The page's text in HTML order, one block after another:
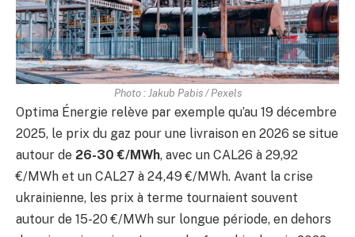
Photo : Jakub Pabis / Pexels
Optima Énergie relève par exemple qu’au 19 décembre
2025, le prix du gaz pour une livraison en 2026 se situe
autour de 26-30 €/MWh, avec un CAL26 à 29,92
€/MWh et un CAL27 à 24,49 €/MWh. Avant la crise
ukrainienne, les prix à terme tournaient souvent
autour de 15-20 €/MWh sur longue période, en dehors